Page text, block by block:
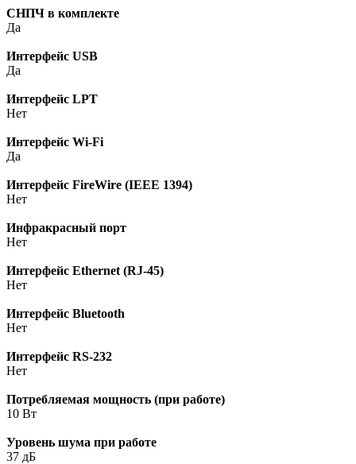
СНПЧ в комплекте
Да
Интерфейс USB
Да
Интерфейс LPT
Нет
Интерфейс Wi-Fi
Да
Интерфейс FireWire (IEEE 1394)
Нет
Инфракрасный порт
Нет
Интерфейс Ethernet (RJ-45)
Нет
Интерфейс Bluetooth
Нет
Интерфейс RS-232
Нет
Потребляемая мощность (при работе)
10 Вт
Уровень шума при работе
37 дБ